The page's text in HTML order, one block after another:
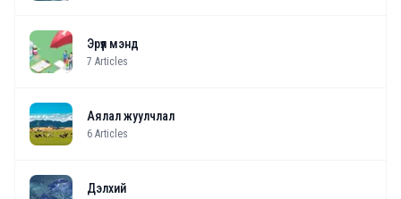
Эрүүл мэнд
7 Articles
Аялал жуулчлал
6 Articles
Дэлхий